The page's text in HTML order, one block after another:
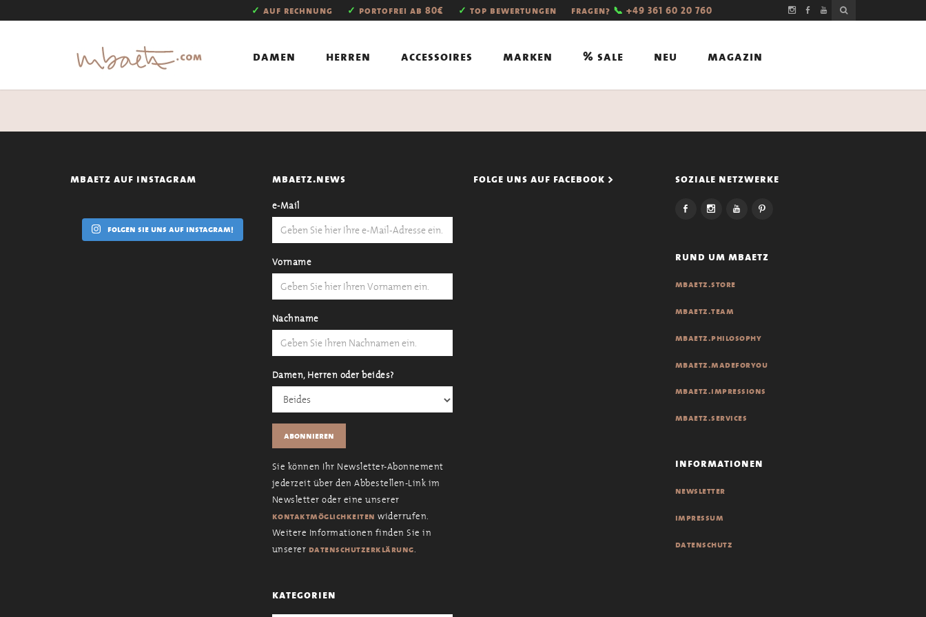
✓ auf rechnung ✓ portofrei ab 80€ ✓ top bewertungen fragen? 📞 +49 361 60 20 760
damen herren accessoires marken % sale neu magazin
mbaetz auf instagram
folgen sie uns auf instagram!
mbaetz.news
e-Mail
Vorname
Nachname
Damen, Herren oder beides?
Sie können Ihr Newsletter-Abonnement
jederzeit über den Abbestellen-Link im
Newsletter oder eine unserer
kontaktmöglichkeiten widerrufen.
Weitere Informationen finden Sie in
unserer datenschutzerklärung.
kategorien
folge uns auf facebook > soziale netzwerke
rund um mbaetz
mbaetz.store
mbaetz.team
mbaetz.philosophy
mbaetz.madeforyou
mbaetz.impressions
mbaetz.services
informationen
newsletter
impressum
datenschutz